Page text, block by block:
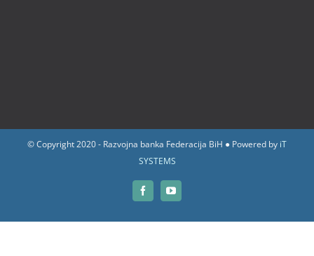
© Copyright 2020 - Razvojna banka Federacija BiH ● Powered by iT
SYSTEMS
FacebookYouTube